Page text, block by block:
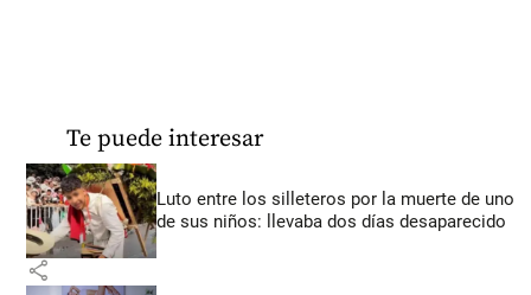
Te puede interesar
Luto entre los silleteros por la muerte de uno
de sus niños: llevaba dos días desaparecido
share